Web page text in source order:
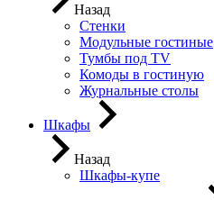
Назад
Стенки
Модульные гостиные
Тумбы под ТV
Комоды в гостиную
Журнальные столы
Шкафы
Назад
Шкафы-купе